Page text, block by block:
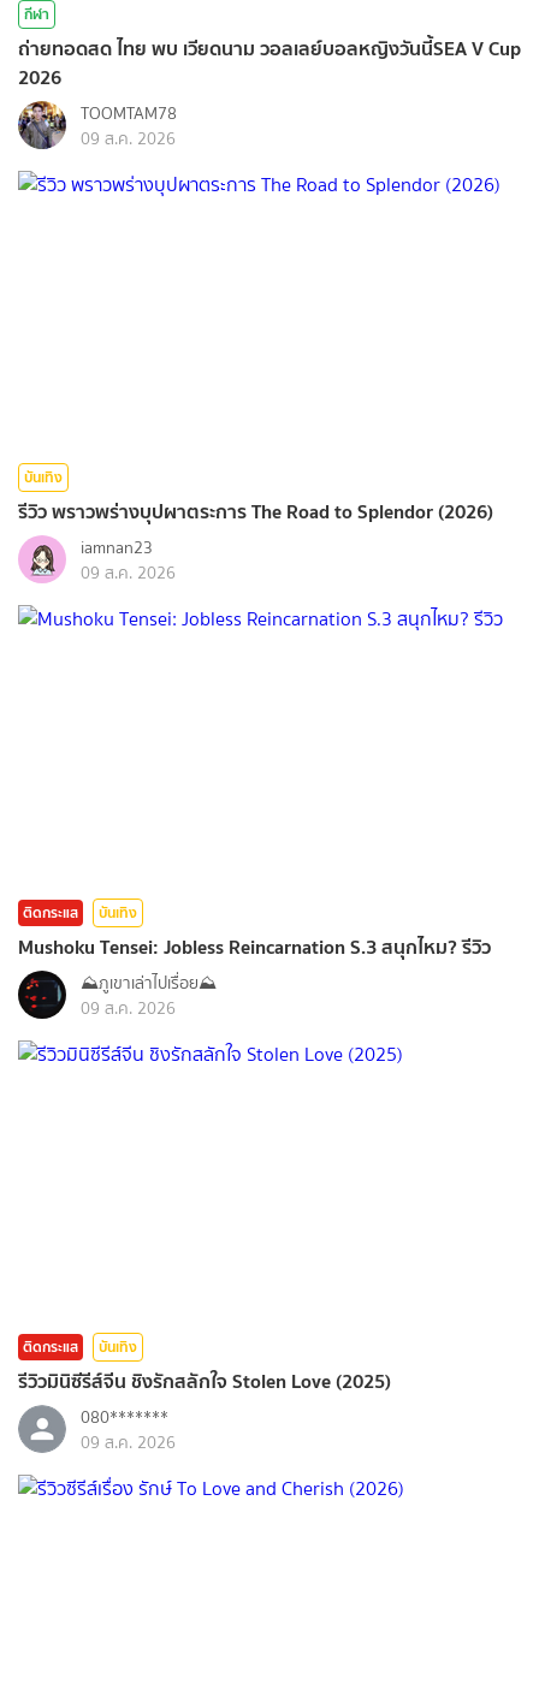
กีฬา
ถ่ายทอดสด ไทย พบ เวียดนาม วอลเลย์บอลหญิงวันนี้SEA V Cup
2026
TOOMTAM78
09 ส.ค. 2026
บันเทิง
รีวิว พราวพร่างบุปผาตระการ The Road to Splendor (2026)
iamnan23
09 ส.ค. 2026
ติดกระแส บันเทิง
Mushoku Tensei: Jobless Reincarnation S.3 สนุกไหม? รีวิว
⛰️ภูเขาเล่าไปเรื่อย⛰️
09 ส.ค. 2026
ติดกระแส บันเทิง
รีวิวมินิซีรีส์จีน ชิงรักสลักใจ Stolen Love (2025)
080*******
09 ส.ค. 2026